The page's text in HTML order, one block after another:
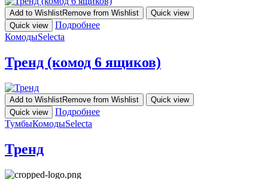
Add to WishlistRemove from Wishlist
Quick view
Quick view
Подробнее
КомодыSelecta
Тренд (комод 6 ящиков)
Add to WishlistRemove from Wishlist
Quick view
Quick view
Подробнее
ТумбыКомодыSelecta
Тренд